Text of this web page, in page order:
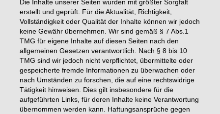
Die Inhalte unserer Seiten wurden mit größter Sorgfalt
erstellt und geprüft. Für die Aktualität, Richtigkeit,
Vollständigkeit oder Qualität der Inhalte können wir jedoch
keine Gewähr übernehmen. Wir sind gemäß § 7 Abs.1
TMG für eigene Inhalte auf diesen Seiten nach den
allgemeinen Gesetzen verantwortlich. Nach § 8 bis 10
TMG sind wir jedoch nicht verpflichtet, übermittelte oder
gespeicherte fremde Informationen zu überwachen oder
nach Umständen zu forschen, die auf eine rechtswidrige
Tätigkeit hinweisen. Dies gilt insbesondere für die
aufgeführten Links, für deren Inhalte keine Verantwortung
übernommen werden kann. Haftungsansprüche gegen